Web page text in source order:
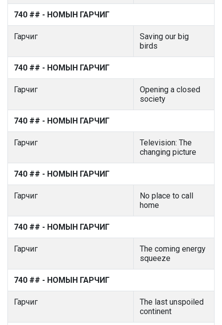
740 ## - НОМЫН ГАРЧИГ
Гарчиг
Saving our big
birds
740 ## - НОМЫН ГАРЧИГ
Гарчиг
Opening a closed
society
740 ## - НОМЫН ГАРЧИГ
Гарчиг
Television: The
changing picture
740 ## - НОМЫН ГАРЧИГ
Гарчиг
No place to call
home
740 ## - НОМЫН ГАРЧИГ
Гарчиг
The coming energy
squeeze
740 ## - НОМЫН ГАРЧИГ
Гарчиг
The last unspoiled
continent